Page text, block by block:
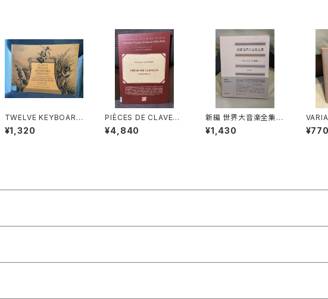
TWELVE KEYBOARD
SONATAS SET 2(OP
US XVⅡ)【著者：J.C.B
¥1,320
PIÈCES DE CLAVECI
N(Second livre)【著
者：François COUPE
¥4,840
新編 世界大音楽全集
器楽編44 バロック・ピ
アノ曲集Ⅰ【編集：浅香
¥1,430
【著